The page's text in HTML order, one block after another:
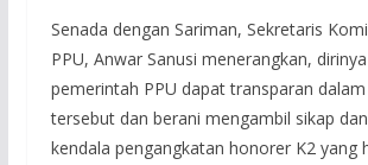
Senada dengan Sariman, Sekretaris
PPU, Anwar Sanusi menerangkan,
pemerintah PPU dapat transparan
tersebut dan berani mengambil sikap
kendala pengangkatan honorer K2 yang